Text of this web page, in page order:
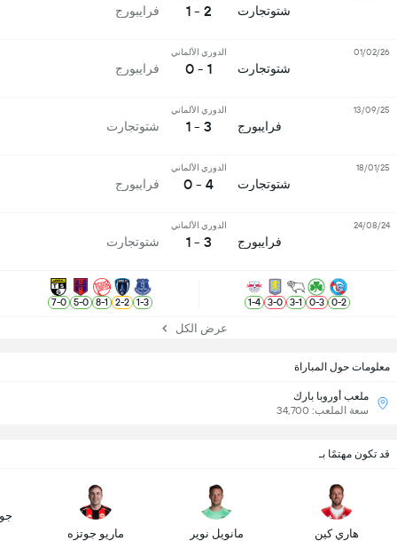
معلومات حول المباراة
ملعب أوروبا بارك
سعة الملعب: 34,700
شتوتجارت 2 - 1 فرايبورج
شتوتجارت
الدوري الألماني
1 - 0 فرايبورج
01/02/26
فرايبورج
الدوري الألماني
3 - 1 شتوتجارت
13/09/25
شتوتجارت
الدوري الألماني
4 - 0 فرايبورج
18/01/25
فرايبورج
الدوري الألماني
3 - 1 شتوتجارت
24/08/24
2
-
0
3
-
0
1
-
3
0
-
3
4
-
1
3
-
1
2
-
2
1
-
8
0
-
5
0
-
7
عرض الكل
قد تكون مهتمًا بـ
هاري كين مانويل نوير ماريو جوتزه